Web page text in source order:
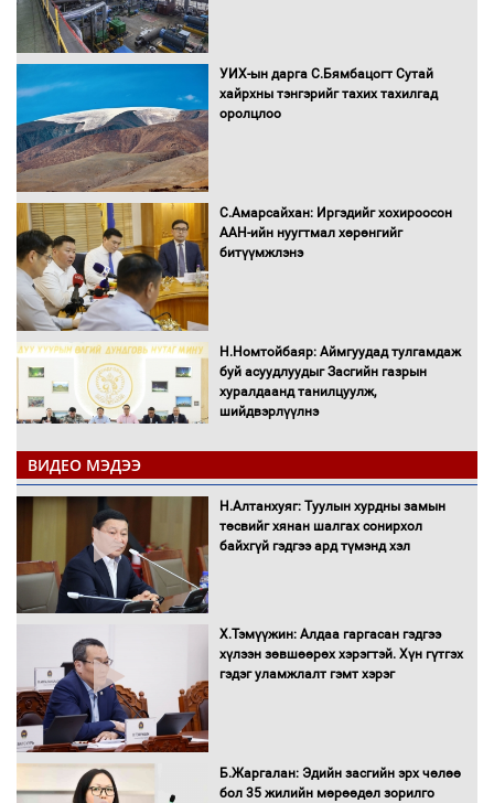
УИХ-ын дарга С.Бямбацогт Сутай
хайрхны тэнгэрийг тахих тахилгад
оролцлоо
С.Амарсайхан: Иргэдийг хохироосон
ААН-ийн нуугтмал хөрөнгийг
битүүмжлэнэ
Н.Номтойбаяр: Аймгуудад тулгамдаж
буй асуудлуудыг Засгийн газрын
хуралдаанд танилцуулж,
шийдвэрлүүлнэ
эрэгтэйчүүдийн волейболын тэмцээнд
оролцож байгаа баг тамирчдад
амжилт хүслээ
Автобензин, дизель түлшний онцгой
албан татварыг тэглэлээ
Санхүүгийн хэмнэлтийн горимд эрүүл
мэндийн салбар хамаарахгүй
ВИДЕО МЭДЭЭ
Н.Алтанхуяг: Туулын хурдны замын
төсвийг хянан шалгах сонирхол
байхгүй гэдгээ ард түмэнд хэл
Х.Тэмүүжин: Алдаа гаргасан гэдгээ
хүлээн зөвшөөрөх хэрэгтэй. Хүн гүтгэх
гэдэг уламжлалт гэмт хэрэг
Б.Жаргалан: Эдийн засгийн эрх чөлөө
бол 35 жилийн мөрөөдөл зорилго